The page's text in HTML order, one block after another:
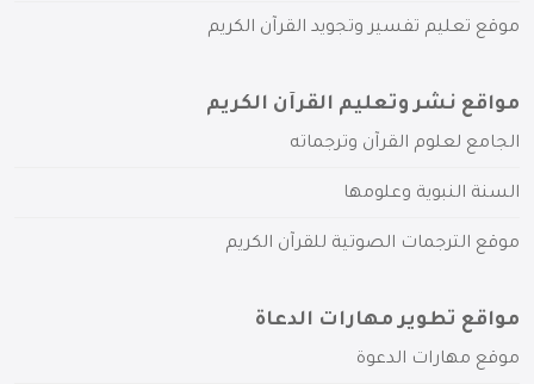
موقع تعليم تفسير وتجويد القرآن الكريم
مواقع نشر وتعليم القرآن الكريم
الجامع لعلوم القرآن وترجماته
السنة النبوية وعلومها
موقع الترجمات الصوتية للقرآن الكريم
مواقع تطوير مهارات الدعاة
موقع مهارات الدعوة